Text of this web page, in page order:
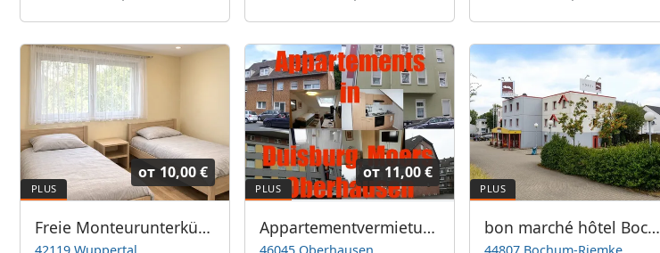
от 10,00 €
Freie Monteurunterkünfte in Wuppertal – JETZT anrufen! Wir sprechen auch Polnisch
от 11,00 €
Appartementvermietung Peter Leutl bon marché hôtel Bochum